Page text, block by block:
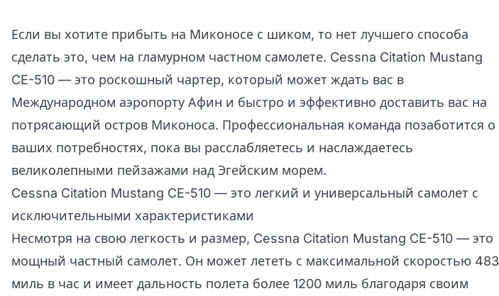
Если вы хотите прибыть на Миконосе с шиком, то нет лучшего способа
сделать это, чем на гламурном частном самолете. Cessna Citation Mustang
CE-510 — это роскошный чартер, который может ждать вас в
Международном аэропорту Афин и быстро и эффективно доставить вас на
потрясающий остров Миконоса. Профессиональная команда позаботится о
ваших потребностях, пока вы расслабляетесь и наслаждаетесь
великолепными пейзажами над Эгейским морем.
Cessna Citation Mustang CE-510 — это легкий и универсальный самолет с
исключительными характеристиками
Несмотря на свою легкость и размер, Cessna Citation Mustang CE-510 — это
мощный частный самолет. Он может лететь с максимальной скоростью 483
миль в час и имеет дальность полета более 1200 миль благодаря своим